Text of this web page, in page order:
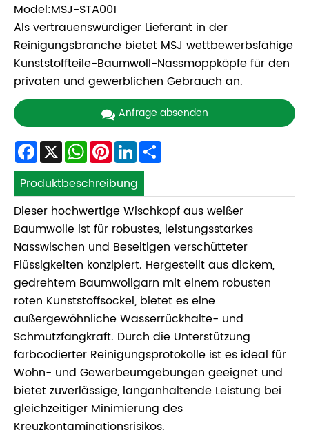
Model:MSJ-STA001
Als vertrauenswürdiger Lieferant in der
Reinigungsbranche bietet MSJ wettbewerbsfähige
Kunststoffteile-Baumwoll-Nassmoppköpfe für den
privaten und gewerblichen Gebrauch an.
Anfrage absenden
Facebook
X WhatsApp
Pinterest
LinkedIn
Produktbeschreibung
Dieser hochwertige Wischkopf aus weißer
Baumwolle ist für robustes, leistungsstarkes
Nasswischen und Beseitigen verschütteter
Flüssigkeiten konzipiert. Hergestellt aus dickem,
gedrehtem Baumwollgarn mit einem robusten
roten Kunststoffsockel, bietet es eine
außergewöhnliche Wasserrückhalte- und
Schmutzfangkraft. Durch die Unterstützung
farbcodierter Reinigungsprotokolle ist es ideal für
Wohn- und Gewerbeumgebungen geeignet und
bietet zuverlässige, langanhaltende Leistung bei
gleichzeitiger Minimierung des
Kreuzkontaminationsrisikos.